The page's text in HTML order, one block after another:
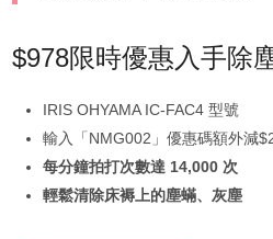
$978限時優惠入手除
IRIS OHYAMA IC-FAC4 型號
輸入「NMG002」優惠碼額外減
每分鐘拍打次數達 14,000 次
輕鬆清除床褥上的塵蟎、灰塵